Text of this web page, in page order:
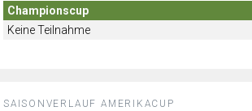
Championscup
Keine Teilnahme
SAISONVERLAUF AMERIKACUP